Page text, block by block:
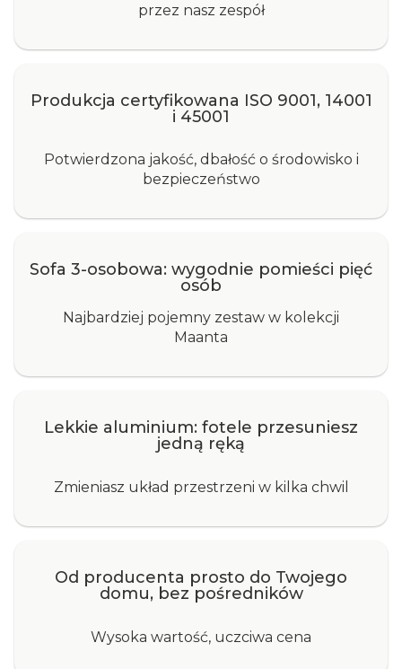
przez nasz zespół
Produkcja certyfikowana ISO 9001, 14001
i 45001
Potwierdzona jakość, dbałość o środowisko i
bezpieczeństwo
Sofa 3-osobowa: wygodnie pomieści pięć
osób
Najbardziej pojemny zestaw w kolekcji
Maanta
Lekkie aluminium: fotele przesuniesz
jedną ręką
Zmieniasz układ przestrzeni w kilka chwil
Od producenta prosto do Twojego
domu, bez pośredników
Wysoka wartość, uczciwa cena